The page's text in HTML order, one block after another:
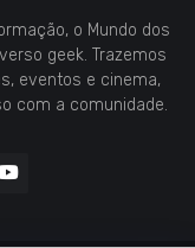
o Mundo dos
geek. Trazemos
eventos e cinema,
com a comunidade.